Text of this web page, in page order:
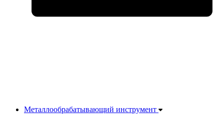
Металлообрабатывающий инструмент